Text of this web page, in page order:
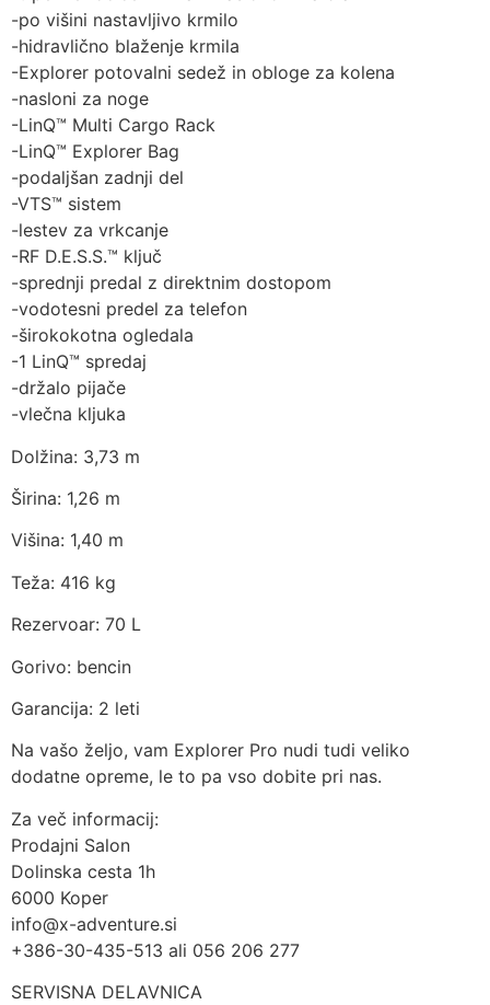
-po višini nastavljivo krmilo
-hidravlično blaženje krmila
-Explorer potovalni sedež in obloge za kolena
-nasloni za noge
-LinQ™ Multi Cargo Rack
-LinQ™ Explorer Bag
-podaljšan zadnji del
-VTS™ sistem
-lestev za vrkcanje
-RF D.E.S.S.™ ključ
-sprednji predal z direktnim dostopom
-vodotesni predel za telefon
-širokokotna ogledala
-1 LinQ™ spredaj
-držalo pijače
-vlečna kljuka
Dolžina: 3,73 m
Širina: 1,26 m
Višina: 1,40 m
Teža: 416 kg
Rezervoar: 70 L
Gorivo: bencin
Garancija: 2 leti
Na vašo željo, vam Explorer Pro nudi tudi veliko
dodatne opreme, le to pa vso dobite pri nas.
Za več informacij:
Prodajni Salon
Dolinska cesta 1h
6000 Koper
info@x-adventure.si
+386-30-435-513 ali 056 206 277
SERVISNA DELAVNICA